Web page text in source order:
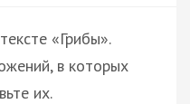
«Грибы».
в которых
их.